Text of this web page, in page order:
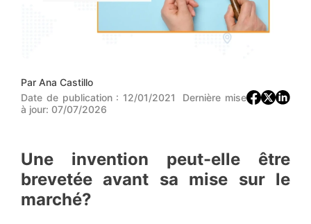
Par Ana Castillo
Date de publication : 12/01/2021
Dernière mise
à jour: 07/07/2026
Une invention peut-elle être
brevetée avant sa mise sur le
marché?